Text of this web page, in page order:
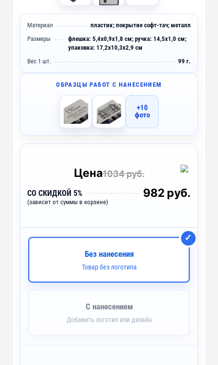
Материал
пластик; покрытие софт-тач; металл
Размеры
флешка: 5,4х0,9х1,8 см; ручка: 14,5х1,0 см;
упаковка: 17,2х10,3х2,9 см
Вес 1 шт.
99 г.
ОБРАЗЦЫ РАБОТ С НАНЕСЕНИЕМ
+10
фото
Цена1034 руб.
СО СКИДКОЙ 5%
(зависит от суммы в корзине)
982 руб.
Без нанесения
Товар без логотипа
С нанесением
Добавить логотип или дизайн